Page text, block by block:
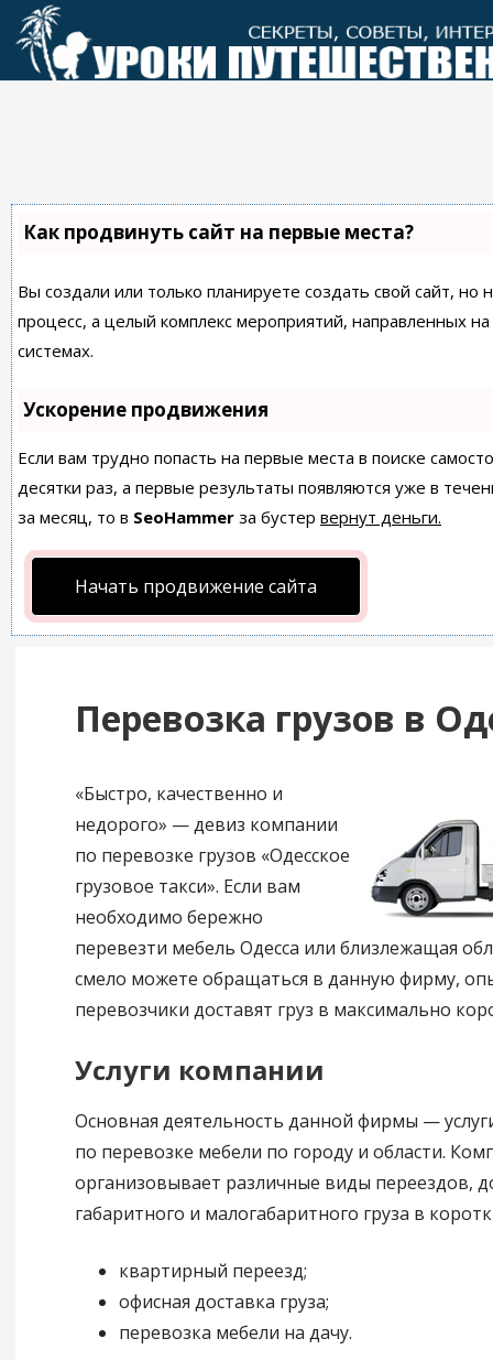
Перейти
контенту
Как продвинуть сайт на первые места?
Вы создали или только планируете создать свой сайт,
процесс, а целый комплекс мероприятий, направленных
системах.
Ускорение продвижения
Если вам трудно попасть на первые места в поиске
десятки раз, а первые результаты появляются уже в
за месяц, то в SeoHammer за бустер вернут деньги.
Начать продвижение сайта
Перевозка грузов в
«Быстро, качественно и
недорого» — девиз компании
по перевозке грузов «Одесское
грузовое такси». Если вам
необходимо бережно
перевезти мебель Одесса или близлежащая
смело можете обращаться в данную фирму,
перевозчики доставят груз в максимально
Услуги компании
Основная деятельность данной фирмы —
по перевозке мебели по городу и области.
организовывает различные виды переездов,
габаритного и малогабаритного груза в
квартирный переезд;
офисная доставка груза;
перевозка мебели на дачу.